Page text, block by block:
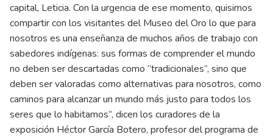
capital, Leticia. Con la urgencia de ese momento, quisimos
compartir con los visitantes del Museo del Oro lo que para
nosotros es una enseñanza de muchos años de trabajo con
sabedores indígenas: sus formas de comprender el mundo
no deben ser descartadas como “tradicionales”, sino que
deben ser valoradas como alternativas para nosotros, como
caminos para alcanzar un mundo más justo para todos los
seres que lo habitamos”, dicen los curadores de la
exposición Héctor García Botero, profesor del programa de